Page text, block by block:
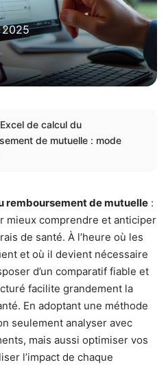
de calcul du
de mutuelle : mode
remboursement de mutuelle :
mieux comprendre et anticiper
de santé. À l’heure où les
et où il devient nécessaire
d’un comparatif fiable et
facilite grandement la
En adoptant une méthode
seulement analyser avec
mais aussi optimiser vos
l’impact de chaque